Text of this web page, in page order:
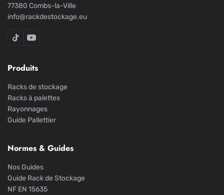
77380 Combs-la-Ville
info@rackdestockage.eu
Rack De Stockage sur TikTok
Rack De Stockage sur YouTube
Produits
Racks de stockage
Racks à palettes
Rayonnages
Guide Pallettier
Normes & Guides
Nos Guides
Guide Rack de Stockage
NF EN 15635